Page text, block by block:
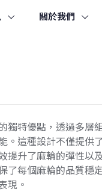
關於我們
獨特優點，透過多層
。這種設計不僅提供
提升了麻輪的彈性以
了每個麻輪的品質穩
現。